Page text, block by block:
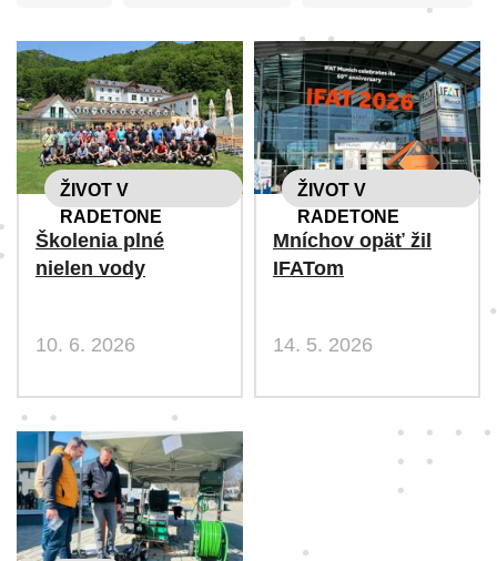
ŽIVOT V
RADETONE
Školenia plné
nielen vody
10. 6. 2026
ŽIVOT V
RADETONE
Mníchov opäť žil
IFATom
14. 5. 2026